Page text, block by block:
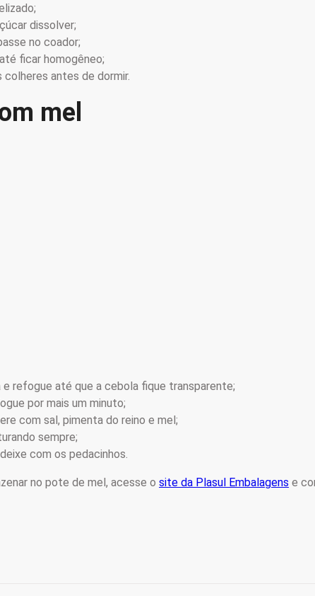
dissolver;
no coador;
ficar homogêneo;
antes de dormir.
mel
refogue até que a cebola fique transparente;
por mais um minuto;
com sal, pimenta do reino e mel;
sempre;
com os pedacinhos.
no pote de mel, acesse o site da Plasul Embalagens e